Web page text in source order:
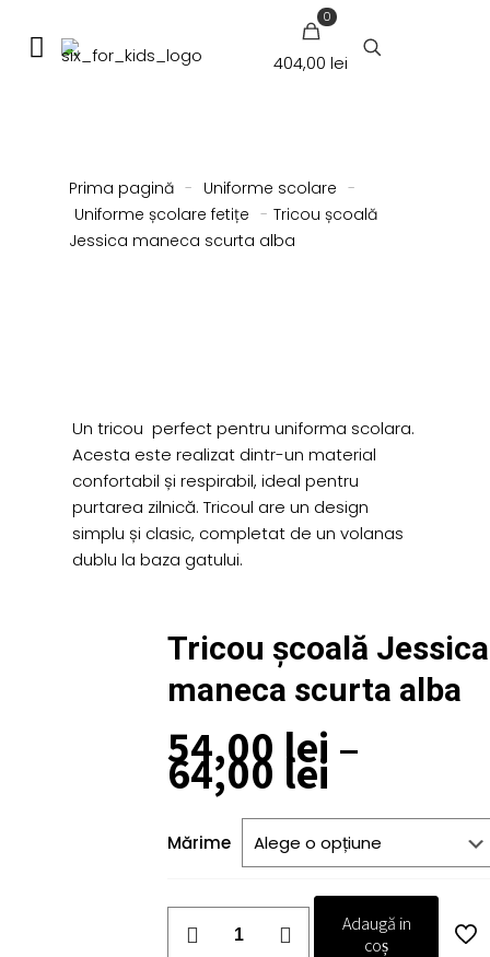
0
404,00 lei
Prima pagină - Uniforme scolare -
Uniforme școlare fetițe - Tricou școală
Jessica maneca scurta alba
Un tricou perfect pentru uniforma scolara.
Acesta este realizat dintr-un material
confortabil și respirabil, ideal pentru
purtarea zilnică. Tricoul are un design
simplu și clasic, completat de un volanas
dublu la baza gatului.
Tricou școală Jessica
maneca scurta alba
54,00 lei –
64,00 lei Interval
prețuri:
54,00 lei
până
la
64,00 lei
Mărime
Tricou
Adaugă in
coș